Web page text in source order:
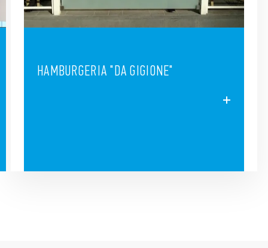
HAMBURGERIA "DA GIGIONE"